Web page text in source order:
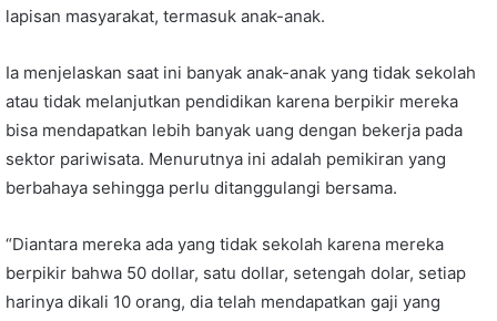
lapisan masyarakat, termasuk anak-anak.
Ia menjelaskan saat ini banyak anak-anak yang tidak sekolah
atau tidak melanjutkan pendidikan karena berpikir mereka
bisa mendapatkan lebih banyak uang dengan bekerja pada
sektor pariwisata. Menurutnya ini adalah pemikiran yang
berbahaya sehingga perlu ditanggulangi bersama.
“Diantara mereka ada yang tidak sekolah karena mereka
berpikir bahwa 50 dollar, satu dollar, setengah dolar, setiap
harinya dikali 10 orang, dia telah mendapatkan gaji yang